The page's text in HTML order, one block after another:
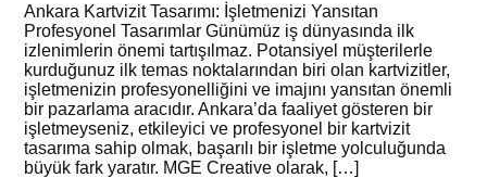
Ankara Kartvizit Tasarımı: İşletmenizi Yansıtan
Profesyonel Tasarımlar Günümüz iş dünyasında ilk
izlenimlerin önemi tartışılmaz. Potansiyel müşterilerle
kurduğunuz ilk temas noktalarından biri olan kartvizitler,
işletmenizin profesyonelliğini ve imajını yansıtan önemli
bir pazarlama aracıdır. Ankara’da faaliyet gösteren bir
işletmeyseniz, etkileyici ve profesyonel bir kartvizit
tasarıma sahip olmak, başarılı bir işletme yolculuğunda
büyük fark yaratır. MGE Creative olarak, […]